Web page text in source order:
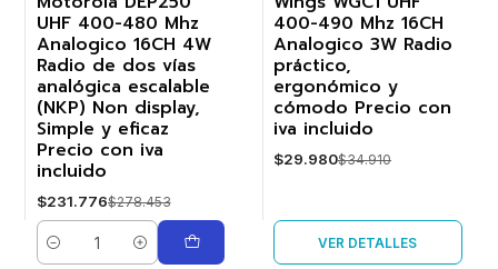
-17%
UHF 400-480 Mhz
Analogico 16CH 4W
Radio de dos vías
analógica escalable
(NKP) Non display,
Simple y eficaz
Precio con iva
incluido
$231.776$278.453
Cantidad
-14%
Agotado
400-490 Mhz 16CH
Analogico 3W Radio
práctico,
ergonómico y
cómodo Precio con
iva incluido
$29.980$34.910
VER DETALLES